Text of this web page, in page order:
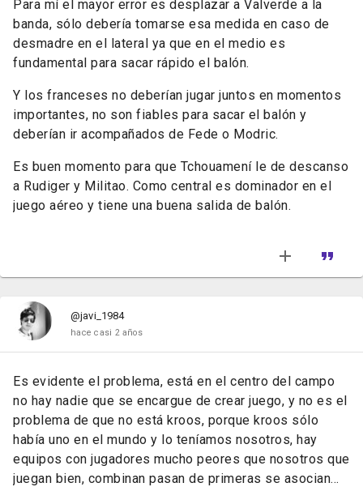
Para mí el mayor error es desplazar a Valverde a la
banda, sólo debería tomarse esa medida en caso de
desmadre en el lateral ya que en el medio es
fundamental para sacar rápido el balón.
Y los franceses no deberían jugar juntos en momentos
importantes, no son fiables para sacar el balón y
deberían ir acompañados de Fede o Modric.
Es buen momento para que Tchouamení le de descanso
a Rudiger y Militao. Como central es dominador en el
juego aéreo y tiene una buena salida de balón.
@javi_1984
hace casi 2 años
Es evidente el problema, está en el centro del campo
no hay nadie que se encargue de crear juego, y no es el
problema de que no está kroos, porque kroos sólo
había uno en el mundo y lo teníamos nosotros, hay
equipos con jugadores mucho peores que nosotros que
juegan bien, combinan pasan de primeras se asocian…